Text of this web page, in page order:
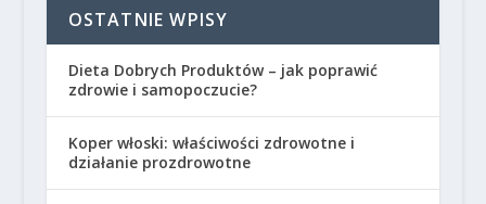
OSTATNIE WPISY
Dieta Dobrych Produktów – jak poprawić
zdrowie i samopoczucie?
Koper włoski: właściwości zdrowotne i
działanie prozdrowotne